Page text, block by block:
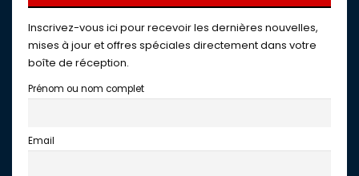
Inscrivez-vous ici pour recevoir les dernières nouvelles,
mises à jour et offres spéciales directement dans votre
boîte de réception.
Prénom ou nom complet
Email